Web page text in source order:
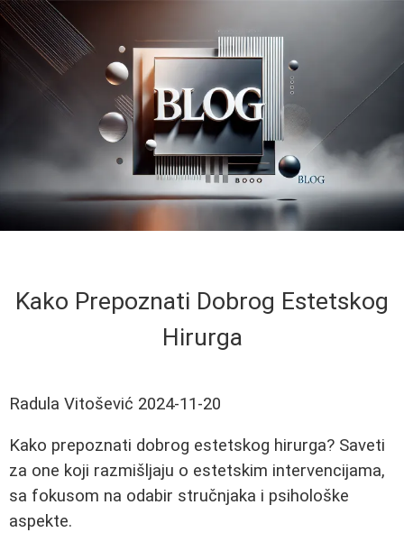
Kako Prepoznati Dobrog Estetskog
Hirurga
Radula Vitošević 2024-11-20
Kako prepoznati dobrog estetskog hirurga? Saveti
za one koji razmišljaju o estetskim intervencijama,
sa fokusom na odabir stručnjaka i psihološke
aspekte.